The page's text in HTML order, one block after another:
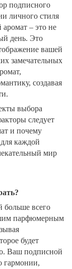
подписного
личного стиля
– это не
день. Это
вашей
замечательных
создавая
выбора
следует
и почему
каждой
мир
больше всего
парфюмерным
будет
Ваш подписной
гармонии,